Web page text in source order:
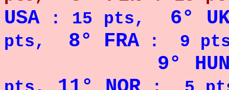
USA: 15 pts, 6°
pts, 8° FRA: 9
9°